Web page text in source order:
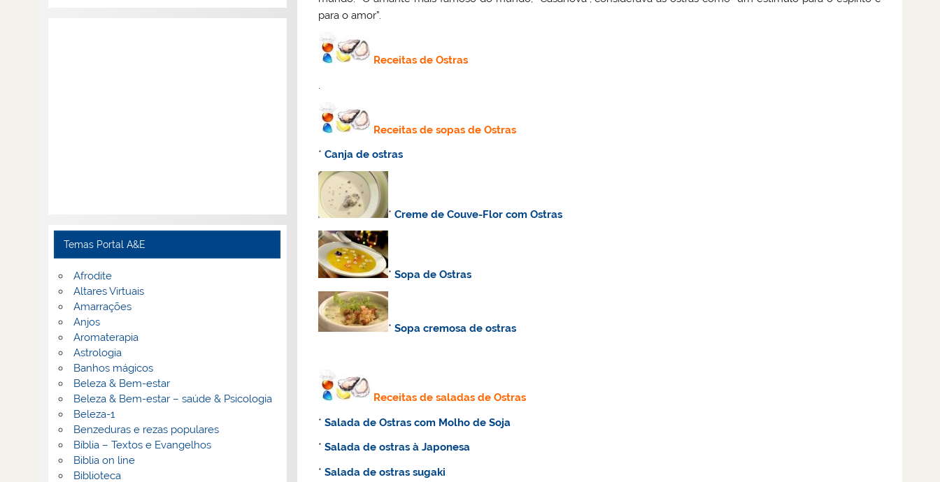
para o amor”.
Receitas de Ostras
.
Receitas de sopas de Ostras
*Canja de ostras
*Creme de Couve-Flor com Ostras
*Sopa de Ostras
*Sopa cremosa de ostras
Receitas de saladas de Ostras
*Salada de Ostras com Molho de Soja
*Salada de ostras à Japonesa
*Salada de ostras sugaki
Temas Portal A&E
Afrodite
Altares Virtuais
Amarrações
Anjos
Aromaterapia
Astrologia
Banhos mágicos
Beleza & Bem-estar
Beleza & Bem-estar – saúde & Psicologia
Beleza-1
Benzeduras e rezas populares
Bíblia – Textos e Evangelhos
Biblia on line
Biblioteca